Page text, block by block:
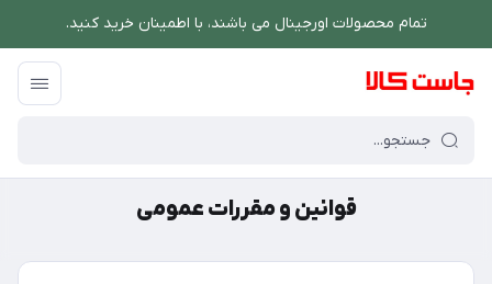
تمام محصولات اورجینال می باشند، با اطمینان خرید کنید.
فروشگاه اینترنتی جاست کالا
قوانین و مقررات عمومی